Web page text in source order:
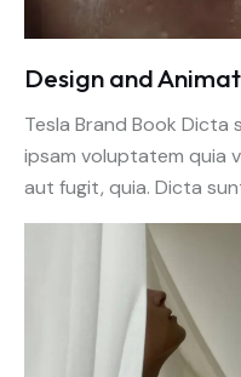
Design and
Tesla Brand Book Dicta
ipsam voluptatem quia
aut fugit, quia. Dicta